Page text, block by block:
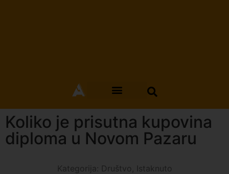
Koliko je prisutna kupovina
diploma u Novom Pazaru
Kategorija: Društvo
Istaknuto